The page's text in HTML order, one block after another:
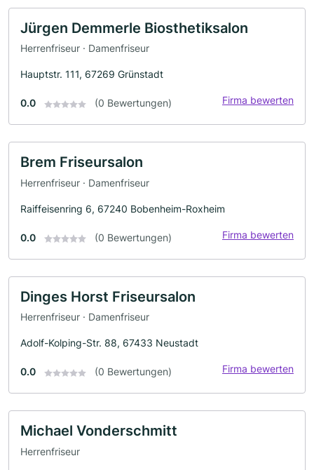
Jürgen Demmerle Biosthetiksalon
Herrenfriseur · Damenfriseur
Hauptstr. 111, 67269 Grünstadt
0.0 (0 Bewertungen) Firma bewerten
Brem Friseursalon
Herrenfriseur · Damenfriseur
Raiffeisenring 6, 67240 Bobenheim-Roxheim
0.0 (0 Bewertungen) Firma bewerten
Dinges Horst Friseursalon
Herrenfriseur · Damenfriseur
Adolf-Kolping-Str. 88, 67433 Neustadt
0.0 (0 Bewertungen) Firma bewerten
Michael Vonderschmitt
Herrenfriseur